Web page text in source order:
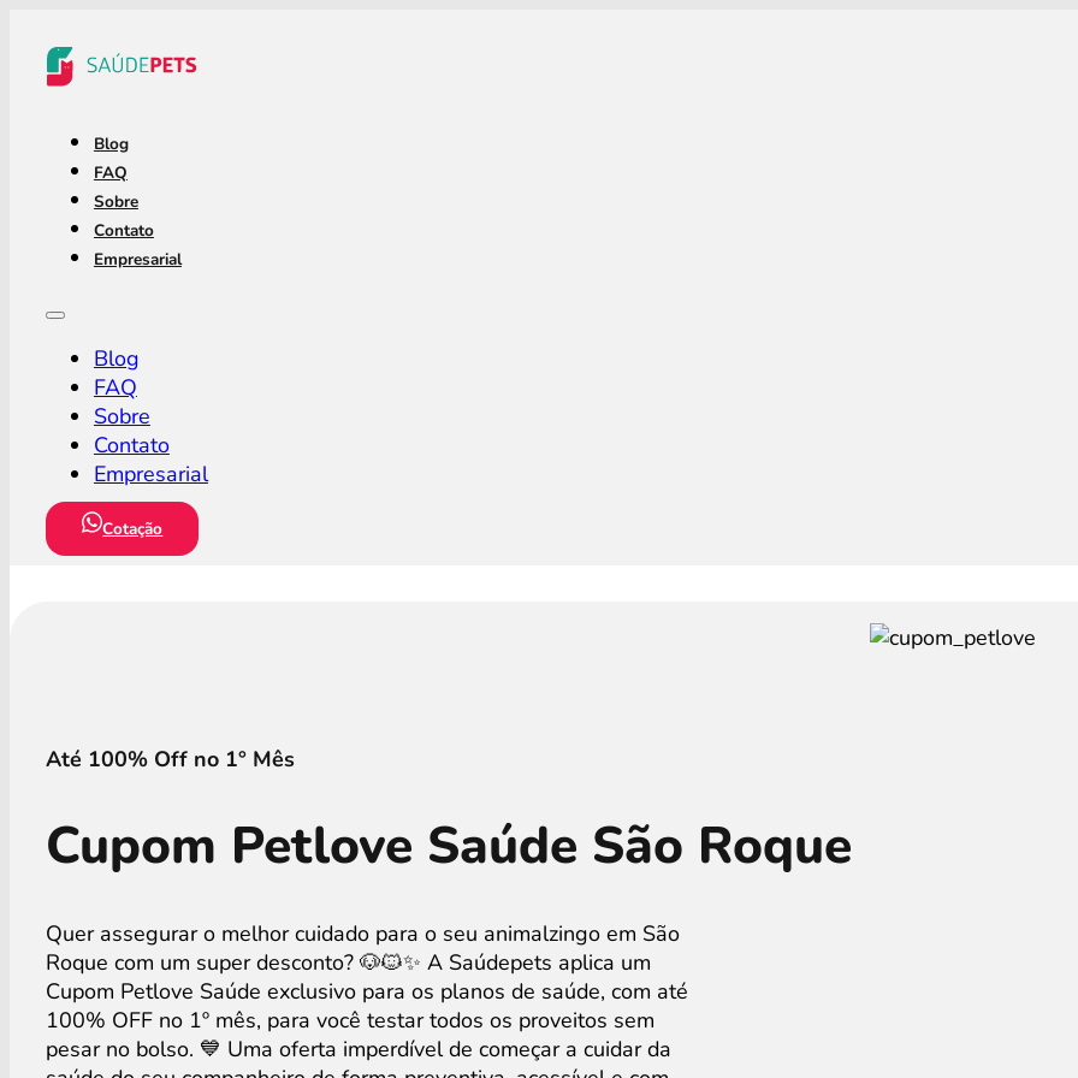
Blog
FAQ
Sobre
Contato
Empresarial
Blog
FAQ
Sobre
Contato
Empresarial
Cotação
Até 100% Off no 1° Mês
Cupom Petlove Saúde São Roque
Quer assegurar o melhor cuidado para o seu animalzingo em São
Roque com um super desconto? 🐶🐱✨ A Saúdepets aplica um
Cupom Petlove Saúde exclusivo para os planos de saúde, com até
100% OFF no 1º mês, para você testar todos os proveitos sem
pesar no bolso. 💙 Uma oferta imperdível de começar a cuidar da